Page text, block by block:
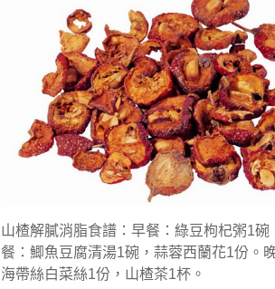
山楂解膩消脂食譜：早餐：綠豆枸杞粥1碗
餐：鯽魚豆腐清湯1碗，蒜蓉西蘭花1份。
海帶絲白菜絲1份，山楂茶1杯。